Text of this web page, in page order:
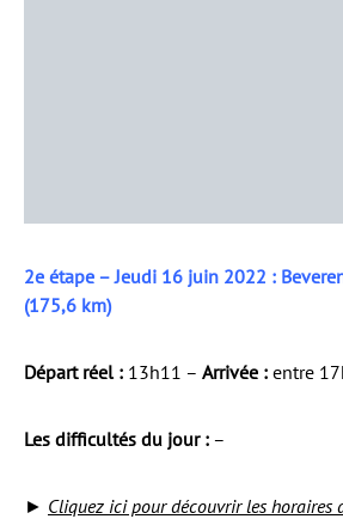
2e étape – Jeudi 16 juin 2022 :
(175,6 km)
Départ réel : 13h11 – Arrivée : entre
Les difficultés du jour : –
► Cliquez ici pour découvrir les horaires